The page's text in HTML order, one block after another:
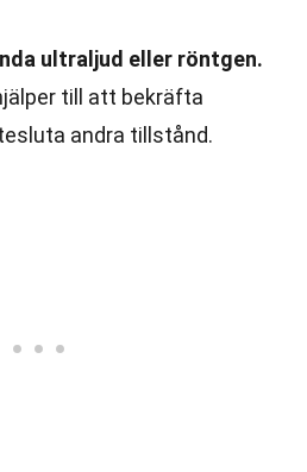
ultraljud eller röntgen.
till att bekräfta
andra tillstånd.